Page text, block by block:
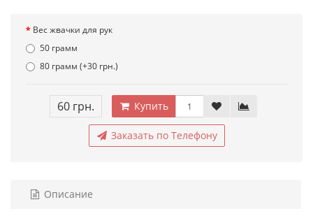
Вес жвачки для рук
50 грамм
80 грамм (+30 грн.)
60 грн. Купить
Заказать по Телефону
Описание